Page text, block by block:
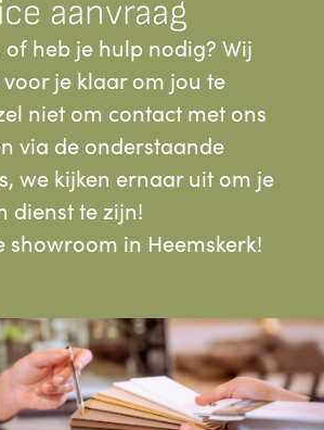
aanvraag
of heb je hulp nodig? Wij
je klaar om jou te
niet om contact met ons
via de onderstaande
we kijken ernaar uit om je
dienst te zijn!
showroom in Heemskerk!